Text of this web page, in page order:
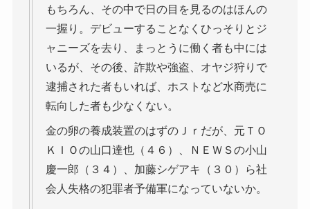
もちろん、その中で日の目を見るのはほんの
一握り。デビューすることなくひっそりとジ
ャニーズを去り、まっとうに働く者も中には
いるが、その後、詐欺や強盗、オヤジ狩りで
逮捕された者もいれば、ホストなど水商売に
転向した者も少なくない。
金の卵の養成装置のはずのＪｒだが、元ＴＯ
ＫＩＯの山口達也（４６）、ＮＥＷＳの小山
慶一郎（３４）、加藤シゲアキ（３０）ら社
会人失格の犯罪者予備軍になっていないか。